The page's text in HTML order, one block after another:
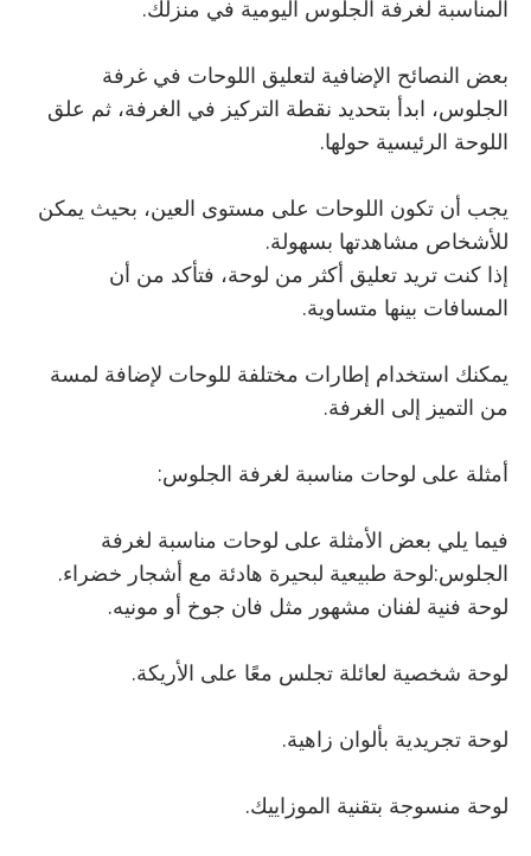
المناسبة لغرفة الجلوس اليومية في منزلك.
بعض النصائح الإضافية لتعليق اللوحات في غرفة
الجلوس، ابدأ بتحديد نقطة التركيز في الغرفة، ثم علق
اللوحة الرئيسية حولها.
يجب أن تكون اللوحات على مستوى العين، بحيث يمكن
للأشخاص مشاهدتها بسهولة.
إذا كنت تريد تعليق أكثر من لوحة، فتأكد من أن
المسافات بينها متساوية.
يمكنك استخدام إطارات مختلفة للوحات لإضافة لمسة
من التميز إلى الغرفة.
أمثلة على لوحات مناسبة لغرفة الجلوس:
فيما يلي بعض الأمثلة على لوحات مناسبة لغرفة
الجلوس:لوحة طبيعية لبحيرة هادئة مع أشجار خضراء.
لوحة فنية لفنان مشهور مثل فان جوخ أو مونيه.
لوحة شخصية لعائلة تجلس معًا على الأريكة.
لوحة تجريدية بألوان زاهية.
لوحة منسوجة بتقنية الموزاييك.